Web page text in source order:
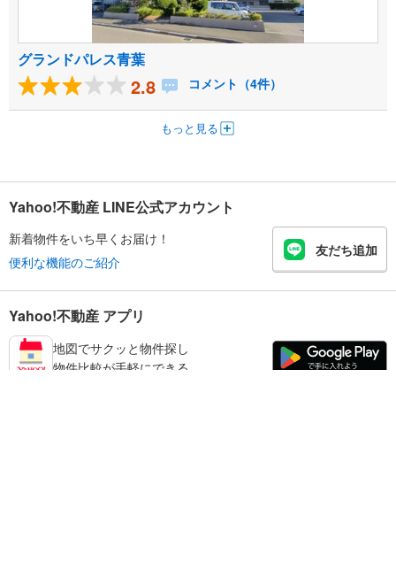
グランドパレス青葉
2.8 コメント（4件）
もっと見る
Yahoo!不動産 LINE公式アカウント
新着物件をいち早くお届け！
便利な機能のご紹介
友だち追加
Yahoo!不動産 アプリ
地図でサクッと物件探し
物件比較が手軽にできる